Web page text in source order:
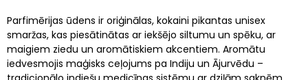
Parfimērijas ūdens ir oriģinālas, kokaini pikantas unisex
smaržas, kas piesātinātas ar iekšējo siltumu un spēku, ar
maigiem ziedu un aromātiskiem akcentiem. Aromātu
iedvesmojis maģisks ceļojums pa Indiju un Ājurvēdu –